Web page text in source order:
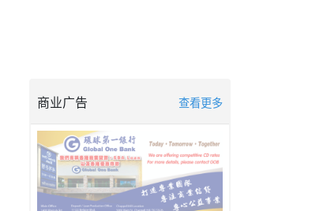
商业广告 查看更多